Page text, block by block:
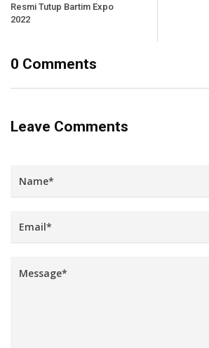
Resmi Tutup Bartim Expo
2022
0 Comments
Leave Comments